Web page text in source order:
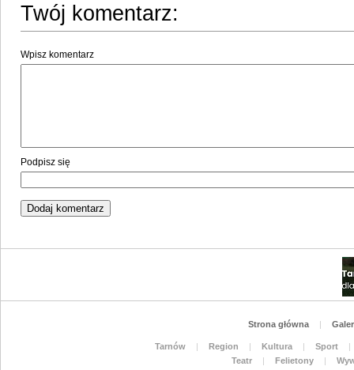
Twój komentarz:
Wpisz komentarz
Podpisz się
Strona główna |
Tarnów | Region | Kultura | Sport
|
Teatr
| Felietony |